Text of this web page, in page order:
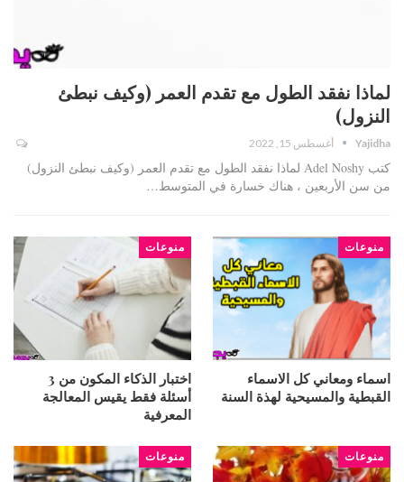
لماذا نفقد الطول مع تقدم العمر (وكيف نبطئ
النزول)
Yajidha أغسطس 15, 2022
كتب Adel Noshy لماذا نفقد الطول مع تقدم العمر (وكيف نبطئ النزول)
من سن الأربعين ، هناك خسارة في المتوسط…
منوعات
اسماء ومعاني كل الاسماء
القبطية والمسيحية لهذة السنة
منوعات
اختبار الذكاء المكون من 3
أسئلة فقط يقيس المعالجة
المعرفية
منوعات منوعات